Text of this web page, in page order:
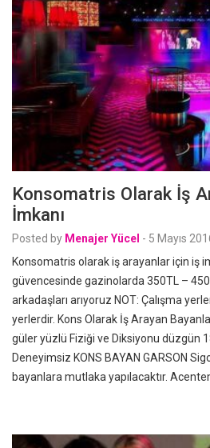
Konsomatris Olarak İş
İmkanı
Posted by Menajer Yücel - 5 Mayıs
Konsomatris olarak iş arayanlar için iş
güvencesinde gazinolarda 350TL –
arkadaşları arıyoruz NOT: Çalışma
yerlerdir. Kons Olarak İş Arayan
güler yüzlü Fiziği ve Diksiyonu düzgün
Deneyimsiz KONS BAYAN GARSON
bayanlara mutlaka yapılacaktır.